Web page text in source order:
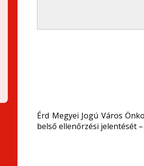
Érd Megyei Jogú Város
belső ellenőrzési jelentését